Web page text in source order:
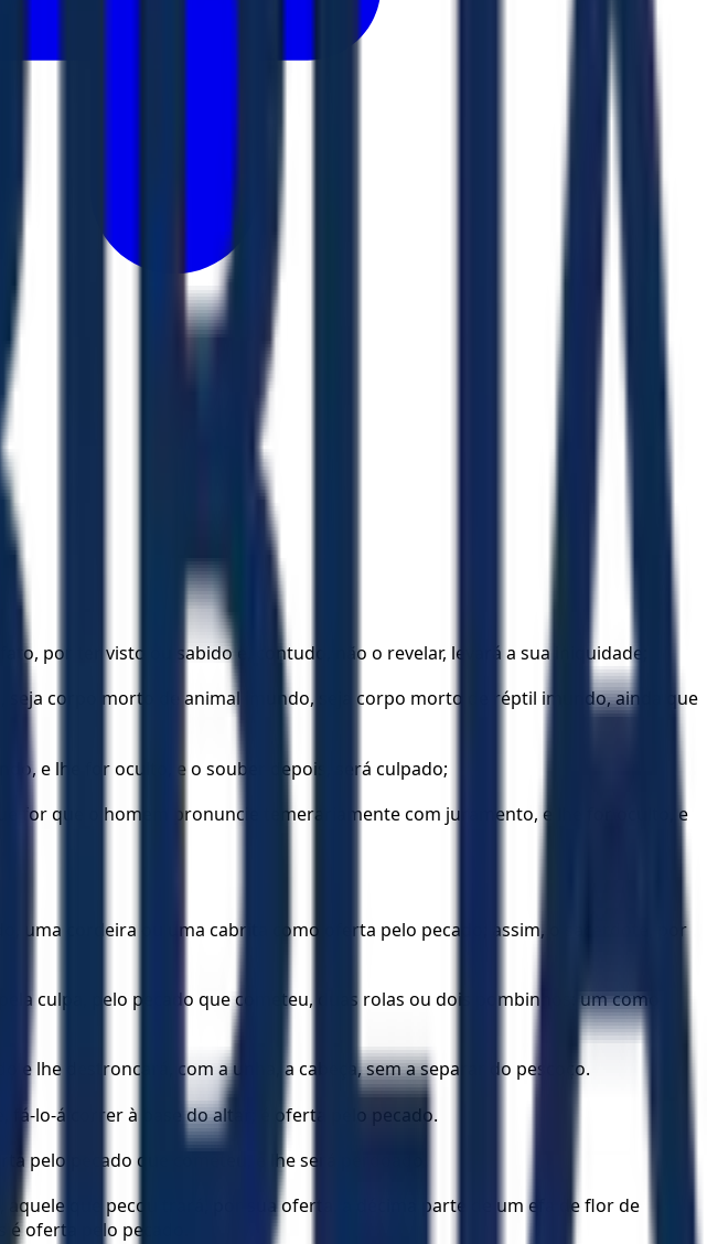
por ter visto ou sabido e, contudo, não o revelar, levará a sua iniquidade;
corpo morto de animal imundo, seja corpo morto de réptil imundo, ainda que
e lhe for oculto, e o souber depois, será culpado;
for que o homem pronuncie temerariamente com juramento, e lhe for oculto, e
uma cordeira ou uma cabrita como oferta pelo pecado; assim, o sacerdote, por
culpa, pelo pecado que cometeu, duas rolas ou dois pombinhos: um como
e lhe destroncará, com a unha, a cabeça, sem a separar do pescoço.
fá-lo-á correr à base do altar; é oferta pelo pecado.
pelo pecado que cometeu, e lhe será perdoado.
que pecou trará, por sua oferta, a décima parte de um efa de flor de
oferta pelo pecado.